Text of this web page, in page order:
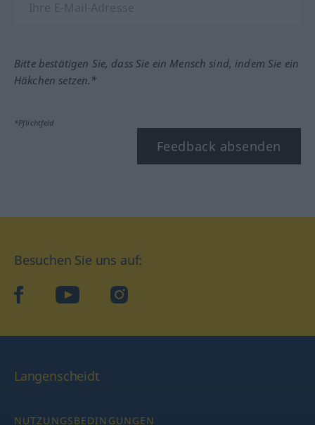
Bitte bestätigen Sie, dass Sie ein Mensch sind, indem Sie ein
Häkchen setzen.*
*Pflichtfeld
Feedback absenden
Besuchen Sie uns auf:
facebookYouTube Instagram
Langenscheidt
NUTZUNGSBEDINGUNGEN